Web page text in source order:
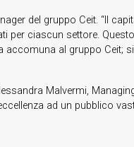
del gruppo Ceit. “Il
per ciascun settore.
al gruppo Ceit;
Malvermi,
ad un pubblico